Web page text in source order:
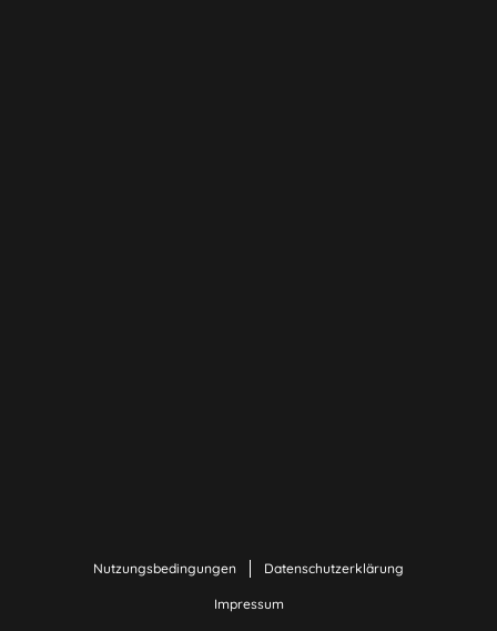
Nutzungsbedingungen Datenschutzerklärung
Impressum